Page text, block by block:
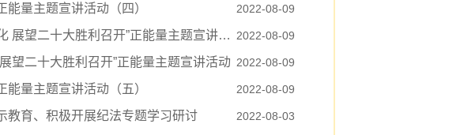
2022-08-09
量主题宣讲活动（四）
2022-08-09
二十大胜利召开”正能量主题宣讲活动
2022-08-09
望二十大胜利召开”正能量主题宣讲活动
2022-08-09
量主题宣讲活动（五）
2022-08-03
育、积极开展纪法专题学习研讨